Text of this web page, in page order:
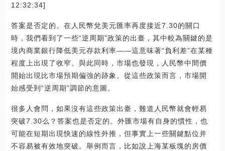
12:32:34]
答案是否定的。在人民幣兌美元匯率再度接近7.30的關口
時，我們看到了一些“逆周期”政策的出臺，其中較為關鍵的是
境內商業銀行降低美元存款利率——這意味著“負利差”在某種
程度上出現了收窄。與此同時，市場也發現，人民幣中間價
開始出現比市場預期偏強的跡象。從這些政策而言，市場開
始感受到“逆周期”調節的意圖。
很多人會問，如果沒有這些政策出臺，難道人民幣就會輕易
突破7.30么？答案也是否定的。外匯市場有自身的慣性，也
可能在短期出現快速的線性外推，但事實上一些關鍵點位并
不容易被有效地突破。舉例而言，比如說上海某板塊的房價